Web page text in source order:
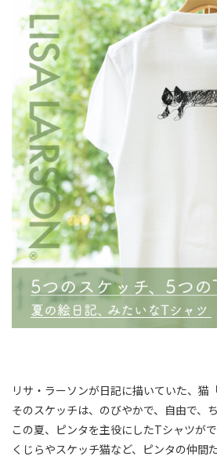
リサ・ラーソンが日記に描いていた、猫
そのスケッチは、のびやかで、自由で、
この夏、ピンタを主役にしたTシャツがで
くじらやスケッチ猫など、ピンタの仲間